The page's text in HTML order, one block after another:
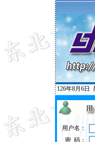
126年8月6日
用户名：
密 码：